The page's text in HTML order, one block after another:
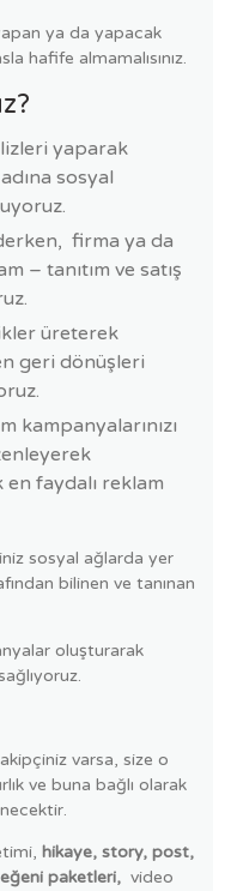
ya da yapacak
hafife almamalısınız.
yaparak
sosyal
firma ya da
– tanıtım ve satış
üreterek
geri dönüşleri
kampanyalarınızı
en faydalı reklam
sosyal ağlarda yer
bilinen ve tanınan
oluşturarak
varsa, size o
ve buna bağlı olarak
hikaye, story, post,
paketleri, video